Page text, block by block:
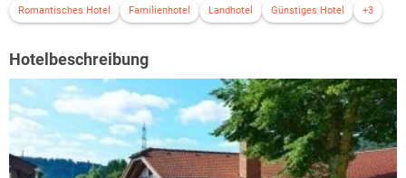
Romantisches Hotel Familienhotel Landhotel Günstiges Hotel +3
Hotelbeschreibung